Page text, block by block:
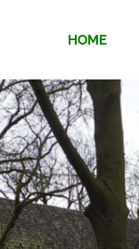
HOME